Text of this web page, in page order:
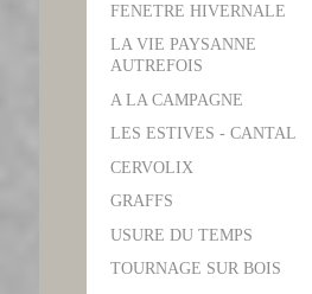
FENETRE HIVERNALE
LA VIE PAYSANNE
AUTREFOIS
A LA CAMPAGNE
LES ESTIVES - CANTAL
CERVOLIX
GRAFFS
USURE DU TEMPS
TOURNAGE SUR BOIS